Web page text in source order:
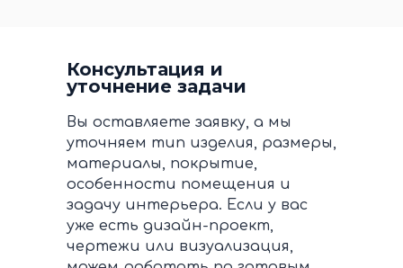
Консультация и
уточнение задачи
Вы оставляете заявку, а мы
уточняем тип изделия, размеры,
материалы, покрытие,
особенности помещения и
задачу интерьера. Если у вас
уже есть дизайн-проект,
чертежи или визуализация,